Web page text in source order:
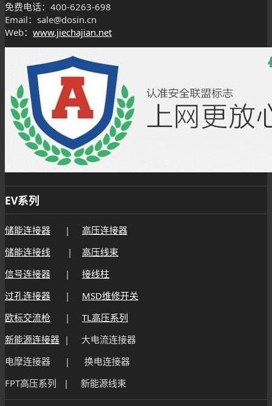
免费电话：400-6263-698
Email：sale@dosin.cn
Web： www.jiechajian.net
EV系列
储能连接器 | 高压连接器
储能连接线 | 高压线束
信号连接器 | 接线柱
过孔连接器 | MSD维修开关
欧标交流枪 | TL高压系列
新能源连接器 | 大电流连接器
电摩连接器 | 换电连接器
FPT高压系列 | 新能源线束